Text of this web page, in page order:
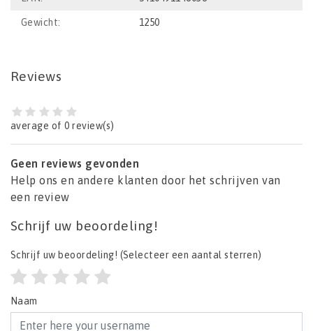
Gewicht: 1250
Reviews
average of 0 review(s)
Geen reviews gevonden
Help ons en andere klanten door het schrijven van
een review
Schrijf uw beoordeling!
Schrijf uw beoordeling! (Selecteer een aantal sterren)
Naam